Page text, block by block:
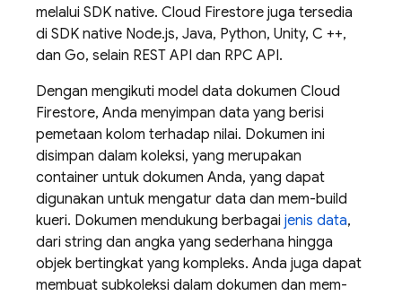
melalui SDK native. Cloud Firestore juga tersedia
di SDK native Node.js, Java, Python, Unity, C ++,
dan Go, selain REST API dan RPC API.
Dengan mengikuti model data dokumen Cloud
Firestore, Anda menyimpan data yang berisi
pemetaan kolom terhadap nilai. Dokumen ini
disimpan dalam koleksi, yang merupakan
container untuk dokumen Anda, yang dapat
digunakan untuk mengatur data dan mem-build
kueri. Dokumen mendukung berbagai jenis data,
dari string dan angka yang sederhana hingga
objek bertingkat yang kompleks. Anda juga dapat
membuat subkoleksi dalam dokumen dan mem-